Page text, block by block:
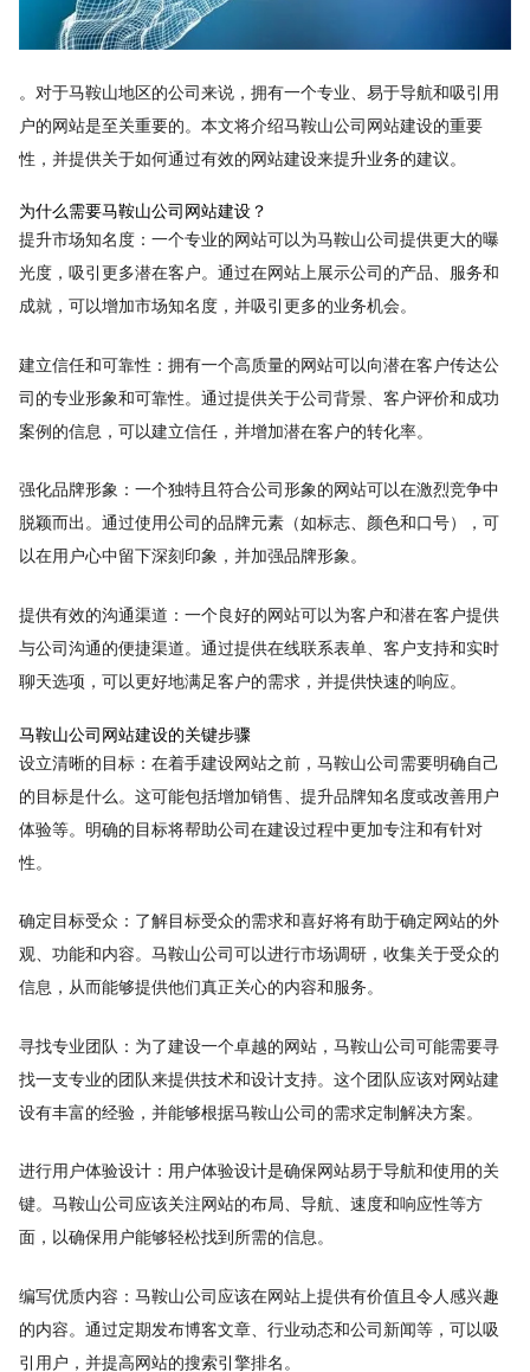
。对于马鞍山地区的公司来说，拥有一个专业、易于导航和吸引用
户的网站是至关重要的。本文将介绍马鞍山公司网站建设的重要
性，并提供关于如何通过有效的网站建设来提升业务的建议。
为什么需要马鞍山公司网站建设？
提升市场知名度：一个专业的网站可以为马鞍山公司提供更大的曝
光度，吸引更多潜在客户。通过在网站上展示公司的产品、服务和
成就，可以增加市场知名度，并吸引更多的业务机会。
建立信任和可靠性：拥有一个高质量的网站可以向潜在客户传达公
司的专业形象和可靠性。通过提供关于公司背景、客户评价和成功
案例的信息，可以建立信任，并增加潜在客户的转化率。
强化品牌形象：一个独特且符合公司形象的网站可以在激烈竞争中
脱颖而出。通过使用公司的品牌元素（如标志、颜色和口号），可
以在用户心中留下深刻印象，并加强品牌形象。
提供有效的沟通渠道：一个良好的网站可以为客户和潜在客户提供
与公司沟通的便捷渠道。通过提供在线联系表单、客户支持和实时
聊天选项，可以更好地满足客户的需求，并提供快速的响应。
马鞍山公司网站建设的关键步骤
设立清晰的目标：在着手建设网站之前，马鞍山公司需要明确自己
的目标是什么。这可能包括增加销售、提升品牌知名度或改善用户
体验等。明确的目标将帮助公司在建设过程中更加专注和有针对
性。
确定目标受众：了解目标受众的需求和喜好将有助于确定网站的外
观、功能和内容。马鞍山公司可以进行市场调研，收集关于受众的
信息，从而能够提供他们真正关心的内容和服务。
寻找专业团队：为了建设一个卓越的网站，马鞍山公司可能需要寻
找一支专业的团队来提供技术和设计支持。这个团队应该对网站建
设有丰富的经验，并能够根据马鞍山公司的需求定制解决方案。
进行用户体验设计：用户体验设计是确保网站易于导航和使用的关
键。马鞍山公司应该关注网站的布局、导航、速度和响应性等方
面，以确保用户能够轻松找到所需的信息。
编写优质内容：马鞍山公司应该在网站上提供有价值且令人感兴趣
的内容。通过定期发布博客文章、行业动态和公司新闻等，可以吸
引用户，并提高网站的搜索引擎排名。